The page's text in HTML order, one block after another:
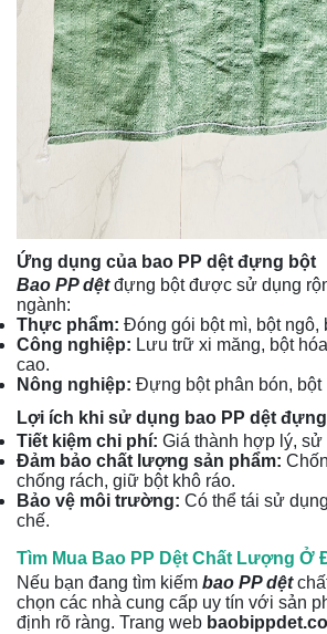
Ứng dụng của bao PP dệt đựng bột
Bao PP dệtđựng bột được sử dụng
ngành:
Thực phẩm: Đóng gói bột mì, bột ngô,
Công nghiệp: Lưu trữ xi măng, bột
cao.
Nông nghiệp: Đựng bột phân bón, bột
Lợi ích khi sử dụng bao PP dệt
Tiết kiệm chi phí: Giá thành hợp lý, sử
Đảm bảo chất lượng sản phẩm:
chống rách, giữ bột khô ráo.
Bảo vệ môi trường: Có thể tái sử
chế.
Tìm Mua Bao PP Dệt Chất Lượng Ở
Nếu bạn đang tìm kiếm bao PP dệt
chọn các nhà cung cấp uy tín với sản
định rõ ràng. Trang web